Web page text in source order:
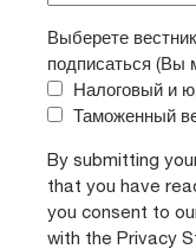
Выберете
подписаться (Вы
Налоговый и
Таможенный
By submitting
that you have
you consent to
with the Privacy